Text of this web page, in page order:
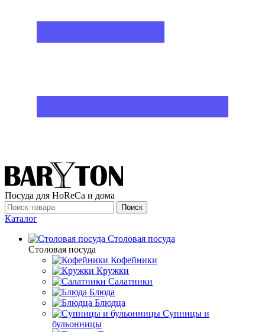
Посуда для HoReCa и дома
Поиск
Каталог
Столовая посуда
Столовая посуда
Кофейники
Кружки
Салатники
Блюда
Блюдца
Супницы и
бульонницы